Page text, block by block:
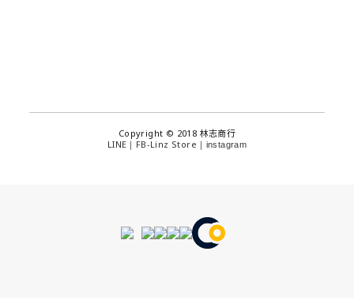
Copyright © 2018 林志商行
LINE
FB-Linz Store instagram